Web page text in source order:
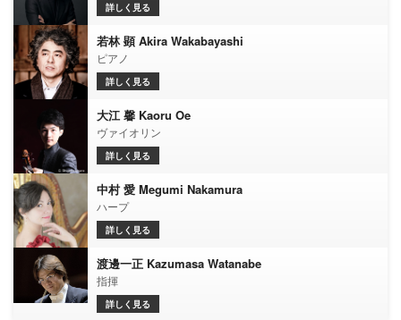
詳しく見る
若林 顕 Akira Wakabayashi
ピアノ
詳しく見る
大江 馨 Kaoru Oe
ヴァイオリン
詳しく見る
中村 愛 Megumi Nakamura
ハープ
詳しく見る
渡邊一正 Kazumasa Watanabe
指揮
詳しく見る